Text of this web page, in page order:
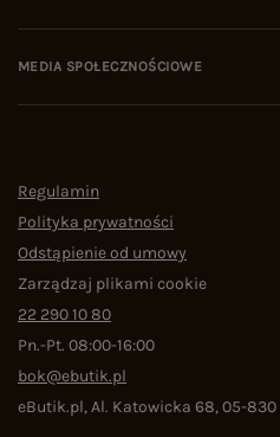
MEDIA SPOŁECZNOŚCIOWE
Regulamin
Polityka prywatności
Odstąpienie od umowy
Zarządzaj plikami cookie
22 290 10 80
Pn.-Pt. 08:00-16:00
bok@ebutik.pl
eButik.pl,Al. Katowicka 68,05-830